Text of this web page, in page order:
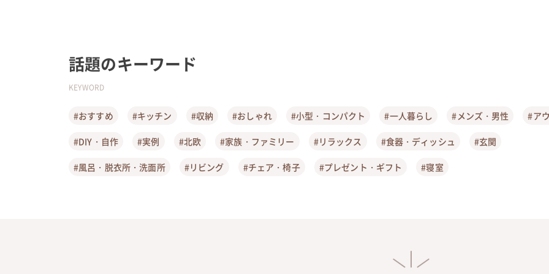
話題のキーワード
KEYWORD
#おすすめ #キッチン #収納 #おしゃれ #小型・コンパクト #一人暮らし #メンズ・男性 #ア
#DIY・自作 #実例 #北欧 #家族・ファミリー #リラックス #食器・ディッシュ #玄関
#風呂・脱衣所・洗面所 #リビング #チェア・椅子 #プレゼント・ギフト #寝室